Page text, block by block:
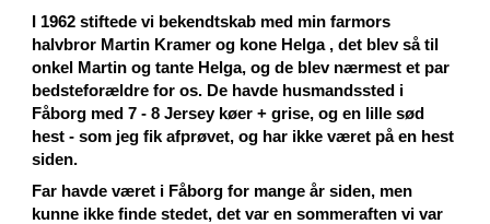
I 1962 stiftede vi bekendtskab med min farmors
halvbror Martin Kramer og kone Helga , det blev så til
onkel Martin og tante Helga, og de blev nærmest et par
bedsteforældre for os. De havde husmandssted i
Fåborg med 7 - 8 Jersey køer + grise, og en lille sød
hest - som jeg fik afprøvet, og har ikke været på en hest
siden.
Far havde været i Fåborg for mange år siden, men
kunne ikke finde stedet, det var en sommeraften vi var